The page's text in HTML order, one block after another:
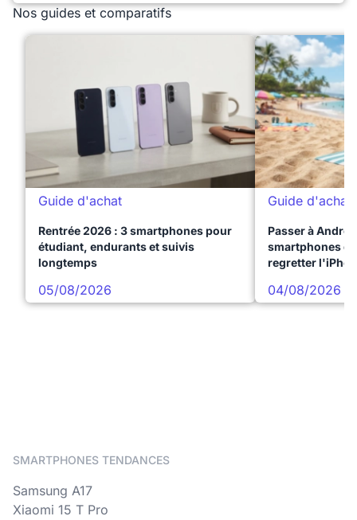
Nos guides et comparatifs
Guide d'achat
Rentrée 2026 : 3 smartphones pour
étudiant, endurants et suivis
longtemps
05/08/2026
Guide d'achat
Passer à
smartphones
regretter
04/08/2026
SMARTPHONES TENDANCES
Samsung A17
Xiaomi 15 T Pro